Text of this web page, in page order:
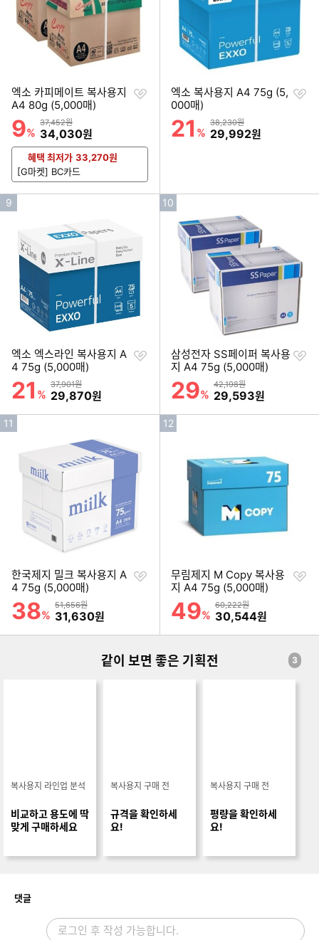
엑소 카피메이트 복사용지
A4 80g (5,000매)
할인률
9%
상품금액
37,452원
할인금액
34,030원
찜
혜택 최저가 33,270원
[G마켓] BC카드
엑소 복사용지 A4 75g (5,
000매)
할인률
21 %
상품금액
38,230원
할인금액
29,992원
찜
인
9
엑소 엑스라인 복사용지 A
4 75g (5,000매)
할인률
21 %
상품금액
37,901원
할인금액
29,870원
찜
인
10
삼성전자 SS페이퍼 복사용
지 A4 75g (5,000매)
할인률
29%
상품금액
42,198원
할인금액
29,593원
찜
인
11
한국제지 밀크 복사용지 A
4 75g (5,000매)
할인률
38%
상품금액
51,656원
할인금액
31,630원
찜
인
12
무림제지 M Copy 복사용
지 A4 75g (5,000매)
할인률
49%
상품금액
60,222원
할인금액
30,544원
찜
같이 보면 좋은 기획전 3
댓글개